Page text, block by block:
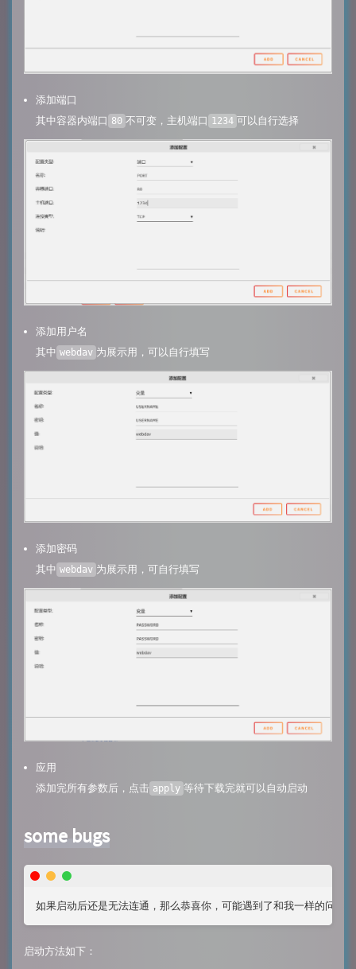
添加端口
其中容器内端口 80 不可变，主机端口 1234 可以自行选择
添加用户名
其中 webdav 为展示用，可以自行填写
添加密码
其中 webdav 为展示用，可自行填写
应用
添加完所有参数后，点击 apply 等待下载完就可以自动启动
some bugs
启动方法如下：